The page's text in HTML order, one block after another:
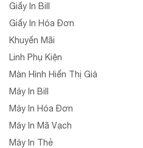
Giấy In Bill
Giấy In Hóa Đơn
Khuyến Mãi
Linh Phụ Kiện
Màn Hình Hiển Thị Giá
Máy In Bill
Máy In Hóa Đơn
Máy In Mã Vạch
Máy In Thẻ